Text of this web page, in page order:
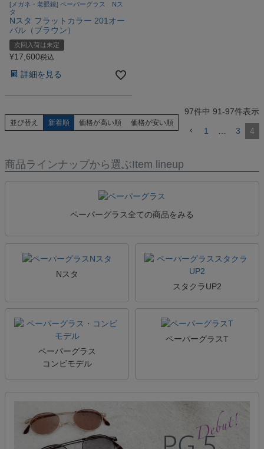
[メガネ・老眼鏡] ペーパーグラス Nス
タ
Nスタ フラットカラー 201オー
バル（ブラウン）
次回入荷は未定
¥17,600税込
詳細を見る
並び替え 新着順 価格が高い順 価格が安い順
97件中 91-97件表示
1 … 3 4
商品ラインナップから選ぶItem lineup
ペーパーグラス全ての商品をみる
Nスタ
スタクラUP2
ペーパーグラス
コンビモデル
ペーパーグラスT